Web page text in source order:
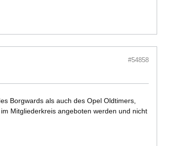
#54858
Borgwards als auch des Opel Oldtimers,
Mitgliederkreis angeboten werden und nicht